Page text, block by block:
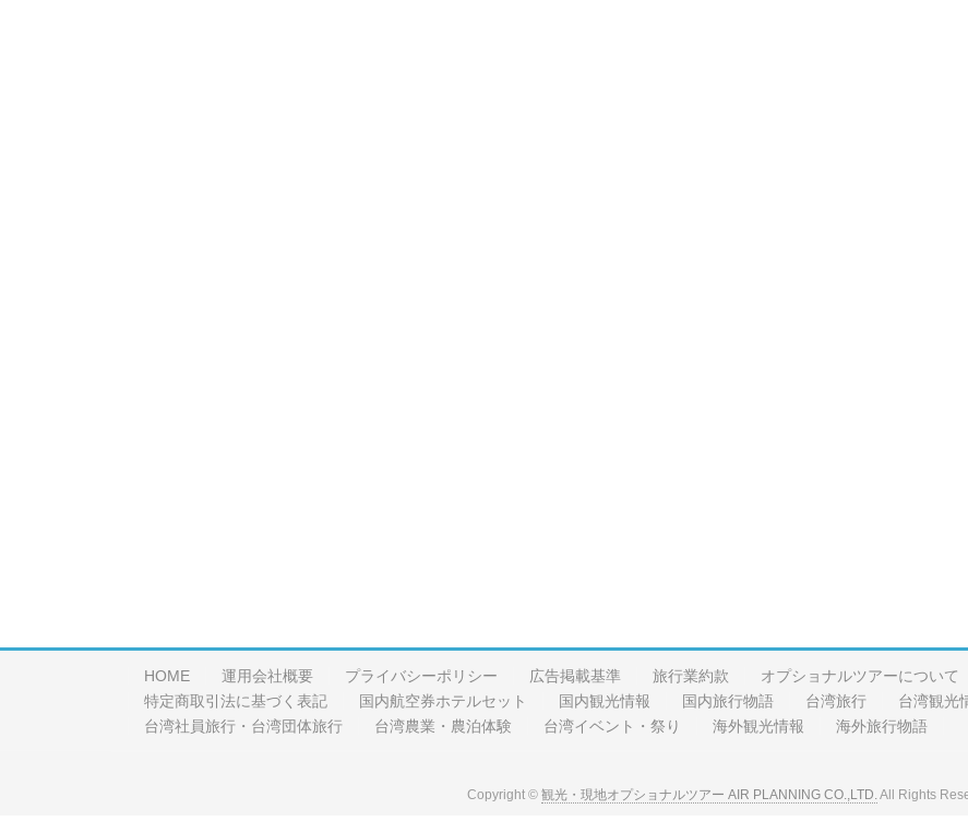
HOME 運用会社概要 プライバシーポリシー 広告掲載基準 旅行業約款 オプショナルツアーについて
特定商取引法に基づく表記
国内航空券ホテルセット 国内観光情報 国内旅行物語 台湾旅行 台湾観光
台湾社員旅行・台湾団体旅行
台湾農業・農泊体験 台湾イベント・祭り 海外観光情報 海外旅行物語
Copyright © 観光・現地オプショナルツアー AIR PLANNING CO.,LTD.All Rights